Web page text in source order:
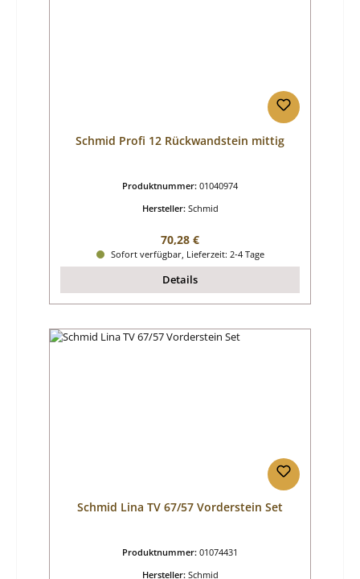
Schmid Profi 12 Rückwandstein mittig
Produktnummer: 01040974
Hersteller: Schmid
Regulärer Preis:
70,28 €
Sofort verfügbar, Lieferzeit: 2-4 Tage
Details
Schmid Lina TV 67/57 Vorderstein Set
Produktnummer: 01074431
Hersteller: Schmid